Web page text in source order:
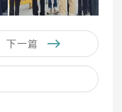
下一篇